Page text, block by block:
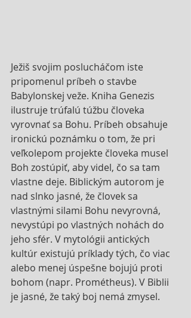
Ježiš svojim poslucháčom iste
pripomenul príbeh o stavbe
Babylonskej veže. Kniha Genezis
ilustruje trúfalú túžbu človeka
vyrovnať sa Bohu. Príbeh obsahuje
ironickú poznámku o tom, že pri
veľkolepom projekte človeka musel
Boh zostúpiť, aby videl, čo sa tam
vlastne deje. Biblickým autorom je
nad slnko jasné, že človek sa
vlastnými silami Bohu nevyrovná,
nevystúpi po vlastných nohách do
jeho sfér. V mytológii antických
kultúr existujú príklady tých, čo viac
alebo menej úspešne bojujú proti
bohom (napr. Prométheus). V Biblii
je jasné, že taký boj nemá zmysel.